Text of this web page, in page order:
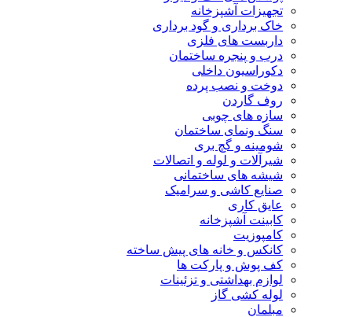
تجهیزات آشپزخانه
خاک برداری و گود برداری
داربست های فلزی
درب و پنجره ساختمان
دکوراسیون داخلی
دوخت و نصب پرده
روف گاردن
سازه های چوبی
سنگ ونمای ساختمان
شومینه و گچ بری
شیرآلات و لوله و اتصالات
شیشه های ساختمانی
صنایع کاشی و سرامیک
عایق کاری
کابینت آشپزخانه
کامپوزیت
کانکس و خانه های پیش ساخته
کف پوش و پارکت ها
لوازم بهداشتی و تزئینات
لوله کشی گاز
مبلمان